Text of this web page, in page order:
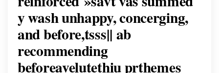
y wash unhappy, concerging,
and before,tsss|| ab
recommending
beforeavelutethiu prthemes